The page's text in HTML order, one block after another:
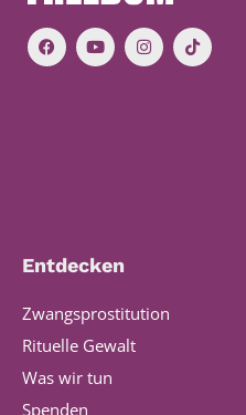
Entdecken
Zwangsprostitution
Rituelle Gewalt
Was wir tun
Spenden